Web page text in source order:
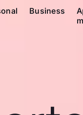
Business